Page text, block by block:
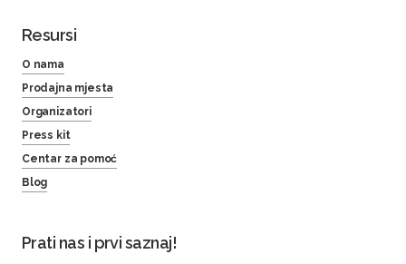
Resursi
O nama
Prodajna mjesta
Organizatori
Press kit
Centar za pomoć
Blog
Prati nas i prvi saznaj!